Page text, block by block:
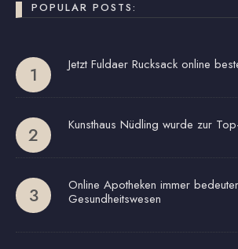
POPULAR POSTS:
Jetzt Fuldaer Rucksack online
Kunsthaus Nüdling wurde zur
Online Apotheken immer
Gesundheitswesen